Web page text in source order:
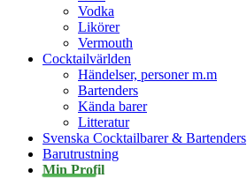
Vodka
Likörer
Vermouth
Cocktailvärlden
Händelser, personer m.m
Bartenders
Kända barer
Litteratur
Svenska Cocktailbarer & Bartenders
Barutrustning
Min Profil